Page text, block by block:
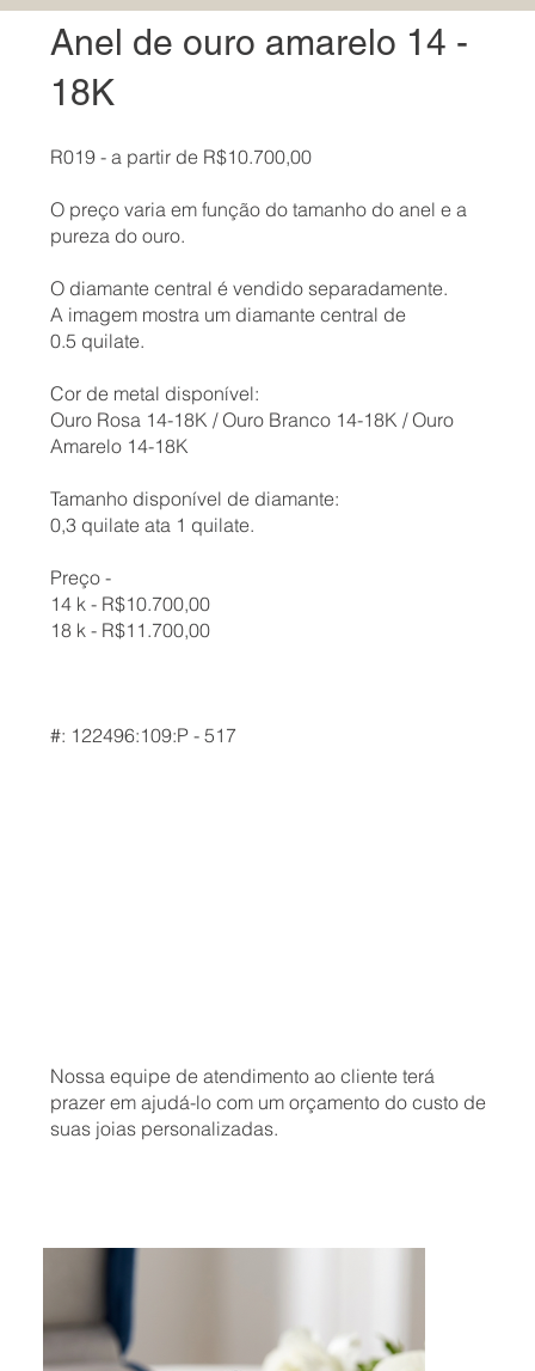
Anel de ouro amarelo 14 -
18K
R019 - a partir de R$10.700,00
O preço varia em função do tamanho do anel e a
pureza do ouro.
O diamante central é vendido separadamente.
A imagem mostra um diamante central de
0.5 quilate.
Cor de metal disponível:
Ouro Rosa 14-18K / Ouro Branco 14-18K / Ouro
Amarelo 14-18K
Tamanho disponível de diamante:
0,3 quilate ata 1 quilate.
Preço -
14 k - R$10.700,00
18 k - R$11.700,00
#: 122496:109:P - 517
Nossa equipe de atendimento ao cliente terá
prazer em ajudá-lo com um orçamento do custo de
suas joias personalizadas.